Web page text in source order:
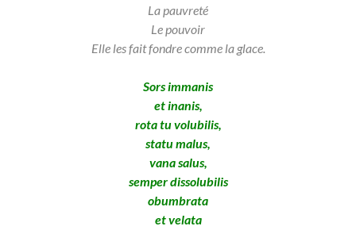
La pauvreté
Le pouvoir
Elle les fait fondre comme la glace.
Sors immanis
et inanis,
rota tu volubilis,
statu malus,
vana salus,
semper dissolubilis
obumbrata
et velata